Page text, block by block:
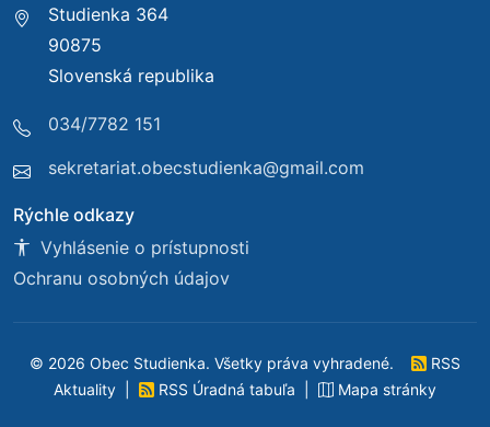
Studienka 364
90875
Slovenská republika
034/7782 151
sekretariat.obecstudienka@gmail.com
Rýchle odkazy
Vyhlásenie o prístupnosti
Ochranu osobných údajov
© 2026 Obec Studienka. Všetky práva vyhradené.
RSS
Aktuality
RSS Úradná tabuľa Mapa stránky